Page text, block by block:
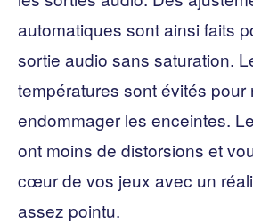
automatiques sont ainsi faits
sortie audio sans saturation.
températures sont évités pour
endommager les enceintes.
ont moins de distorsions et
cœur de vos jeux avec un
assez pointu.